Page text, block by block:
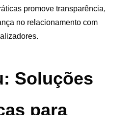
promove transparência,
no relacionamento com
Soluções
para